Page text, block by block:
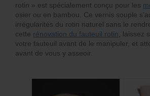
rotin » est spécialement conçu pour les
osier ou en bambou. Ce vernis souple
irrégularités du rotin naturel sans le
cette rénovation du fauteuil rotin , laissez
votre fauteuil avant de le manipuler, et
avant de vous y asseoir.